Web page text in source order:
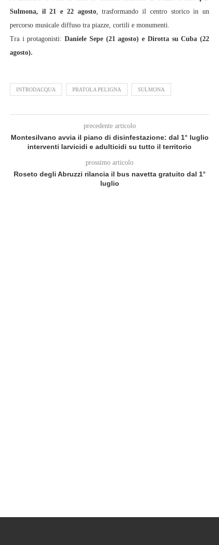
Sulmona, il 21 e 22 agosto, trasformando il centro storico in un
percorso musicale diffuso tra piazze, cortili e monumenti.
Tra i protagonisti: Daniele Sepe (21 agosto) e Dirotta su Cuba (22
agosto).
INTRODACQUA PRATOLA PELIGNA SULMONA
precedente articolo
Montesilvano avvia il piano di disinfestazione: dal 1° luglio
interventi larvicidi e adulticidi su tutto il territorio
prossimo articolo
Roseto degli Abruzzi rilancia il bus navetta gratuito dal 1°
luglio